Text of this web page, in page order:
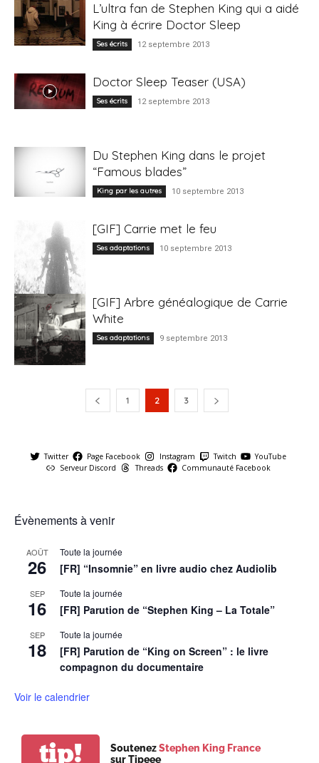
L’ultra fan de Stephen King qui a aidé
King à écrire Doctor Sleep
Ses écrits 12 septembre 2013
Doctor Sleep Teaser (USA)
Ses écrits 12 septembre 2013
Du Stephen King dans le projet
“Famous blades”
King par les autres 10 septembre 2013
[GIF] Carrie met le feu
Ses adaptations 10 septembre 2013
[GIF] Arbre généalogique de Carrie
White
Ses adaptations 9 septembre 2013
1 2 3
Twitter Page Facebook Instagram Twitch
YouTube
Serveur Discord
Threads Communauté Facebook
Évènements à venir
AOÛT
26
Toute la journée
[FR] “Insomnie” en livre audio chez Audiolib
SEP
16
Toute la journée
[FR] Parution de “Stephen King – La Totale”
SEP
18
Toute la journée
[FR] Parution de “King on Screen” : le livre
compagnon du documentaire
Voir le calendrier
tip! SoutenezStephen King France
sur Tipeee